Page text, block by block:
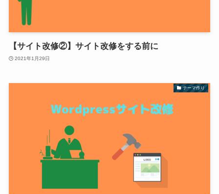
【サイト改修②】サイト改修をする前に
2021年1月29日
テーマ作り